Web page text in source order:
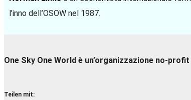
l’inno dell’OSOW nel 1987.
One Sky One World è un’organizzazione no-
Teilen mit: